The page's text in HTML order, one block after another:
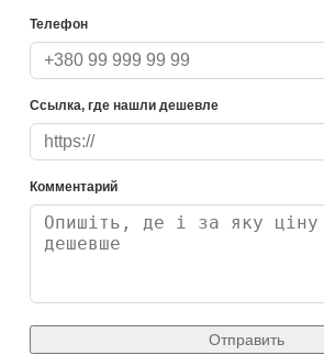
Телефон
Ссылка, где нашли дешевле
Комментарий
Отправить